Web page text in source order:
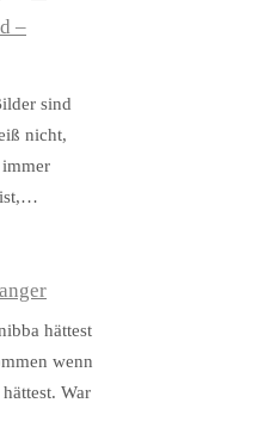
–
sind
nicht,
immer
ist,…
hättest
wenn
War